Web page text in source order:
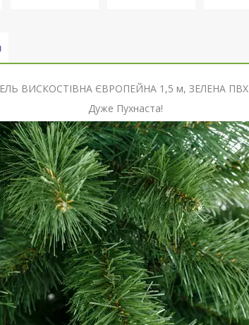
ЕЛЬ ВИСКОСТІВНА ЄВРОПЕЙНА 1,5 м, ЗЕЛЕНА ПВХ
Дуже Пухнаста!